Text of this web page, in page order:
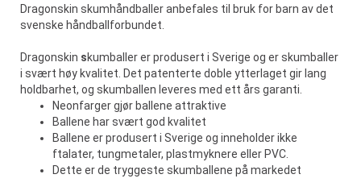
Dragonskin skumhåndballer anbefales til bruk for barn av det
svenske håndballforbundet.
Dragonskin skumballerer produsert i Sverige og er skumballer
i svært høy kvalitet. Det patenterte doble ytterlaget gir lang
holdbarhet, og skumballen leveres med ett års garanti.
Neonfarger gjør ballene attraktive
Ballene har svært god kvalitet
Ballene er produsert i Sverige og inneholder ikke
ftalater, tungmetaler, plastmyknere eller PVC.
Dette er de tryggeste skumballene på markedet